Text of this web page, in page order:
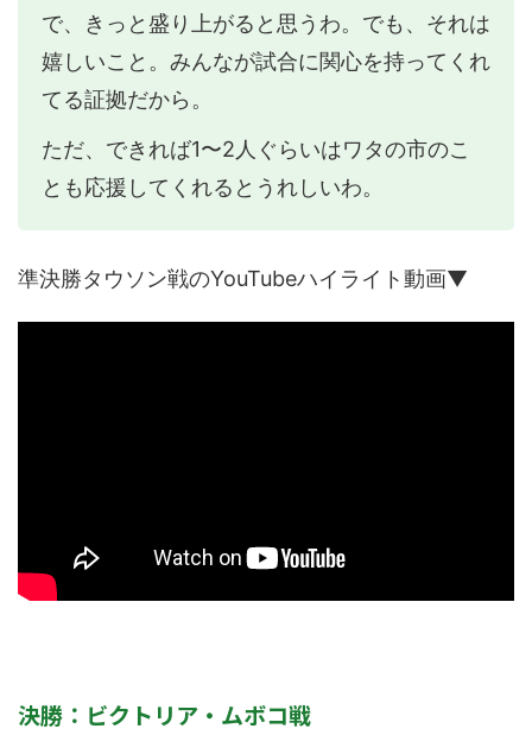
で、きっと盛り上がると思うわ。でも、それは
嬉しいこと。みんなが試合に関心を持ってくれ
てる証拠だから。
ただ、できれば1〜2人ぐらいはワタの市のこ
とも応援してくれるとうれしいわ。
準決勝タウソン戦のYouTubeハイライト動画▼
決勝：ビクトリア・ムボコ戦